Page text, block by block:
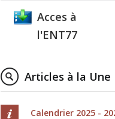
Acces à
l'ENT77
Articles à la Une
Calendrier 2025 -